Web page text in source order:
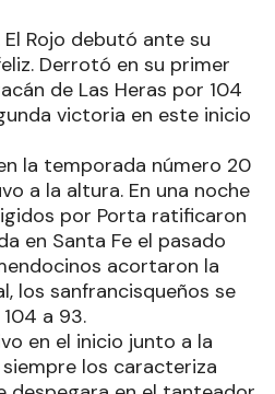
Rojo debutó ante su
Derrotó en su primer
de Las Heras por 104
victoria en este inicio
la temporada número 20
a la altura. En una noche
por Porta ratificaron
en Santa Fe el pasado
acortaron la
los sanfrancisqueños se
a 93.
en el inicio junto a la
los caracteriza